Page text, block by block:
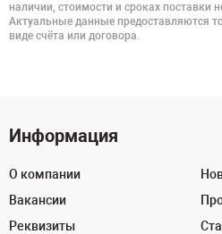
наличии, стоимости и сроках поставки
Актуальные данные предоставляются
виде счёта или договора.
Информация
О компании
Вакансии
Реквизиты